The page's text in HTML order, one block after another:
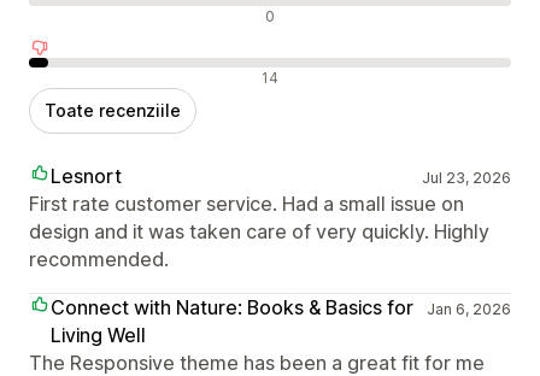
Recenzii neutre 0
Recenzii negative 14
Toate recenziile
Lesnort Jul 23, 2026
First rate customer service. Had a small issue on
design and it was taken care of very quickly. Highly
recommended.
Connect with Nature: Books & Basics for
Living Well
Jan 6, 2026
The Responsive theme has been a great fit for me